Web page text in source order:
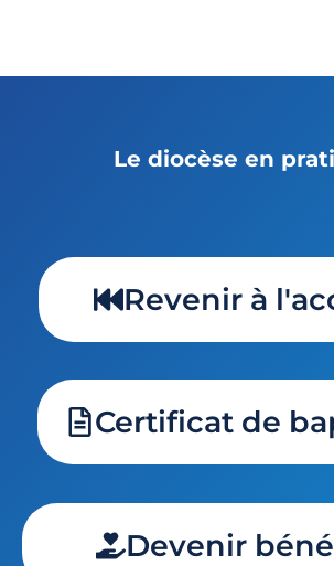
Le diocèse en
Revenir à
Certificat de
Devenir